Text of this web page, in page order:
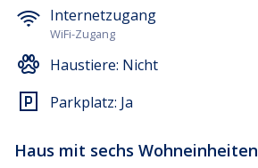
Internetzugang
WiFi-Zugang
Haustiere: Nicht
Parkplatz: Ja
Haus mit sechs Wohneinheiten